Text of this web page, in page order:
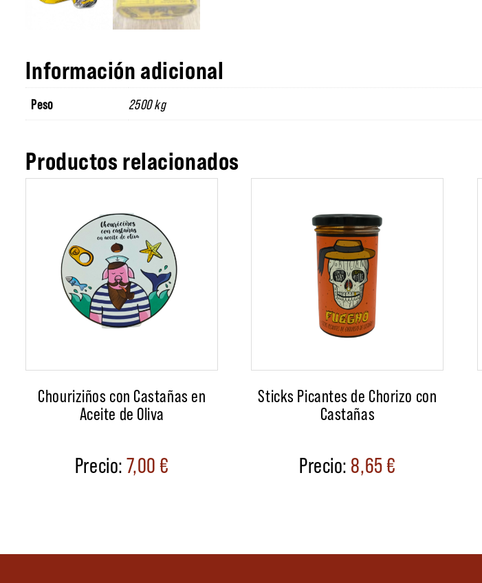
Información adicional
Peso 2500 kg
Productos relacionados
Chouriziños con Castañas en
Aceite de Oliva
7,00€
Sticks Picantes de Chorizo con
Castañas
8,65€